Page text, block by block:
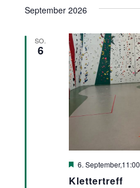
wählen.
September 2026
SO.
6
Klettertreff
Hervorgehoben
6. September,11:00